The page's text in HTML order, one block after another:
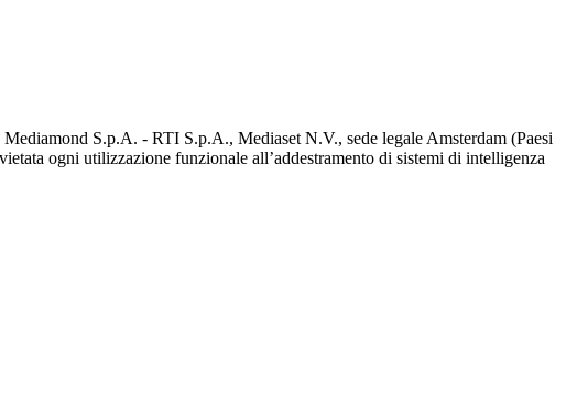
S.p.A. - RTI S.p.A., Mediaset N.V., sede legale Amsterdam (Paesi
ogni utilizzazione funzionale all’addestramento di sistemi di intelligenza